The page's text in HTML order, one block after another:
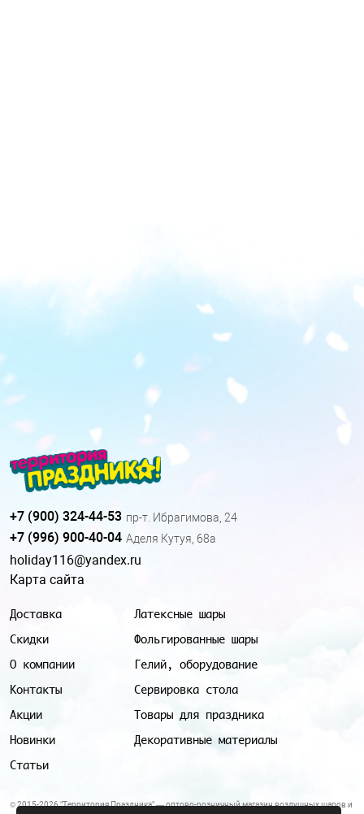
Доставка
Скидки
О компании
Контакты
Акции
Новинки
Статьи
Латексные шары
Фольгированные шары
Гелий, оборудование
Сервировка стола
Товары для праздника
Декоративные материалы
+7 (900) 324-44-53 пр-т. Ибрагимова, 24
+7 (996) 900-40-04 Аделя Кутуя, 68а
holiday116@yandex.ru
Карта сайта
© 2015-2026 "Территория Праздника" — оптово-розничный магазин воздушных шаров и